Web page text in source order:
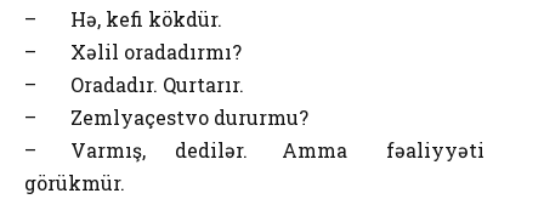
– Hə, kefi kökdür.
– Xəlil oradadırmı?
– Oradadır. Qurtarır.
– Zemlyaçestvo dururmu?
– Varmış, dedilər. Amma fəaliyyəti
görükmür.